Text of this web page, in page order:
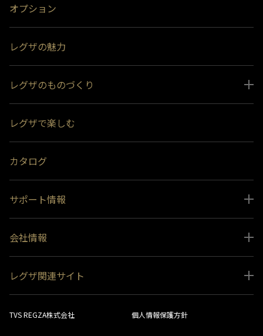
オプション
レグザの魅力
レグザのものづくり
スペシャルコンテンツ
受賞履歴
レグザで楽しむ
カタログ
サポート情報
取扱説明書ダウンロード
インフォメーション 一覧
生産終了商品一覧
会社情報
ニュース
会社概要
レグザ関連サイト
レグザ オンラインストア
レグザ メンバーズ
TVS REGZA株式会社 個人情報保護方針